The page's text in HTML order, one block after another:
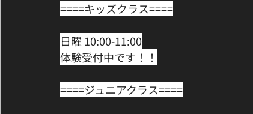
====キッズクラス====﻿
日曜 10:00-11:00﻿
体験受付中です！！﻿
====ジュニアクラス====﻿